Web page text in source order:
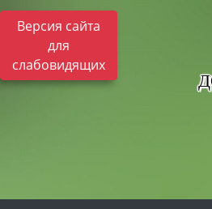
Версия сайта
для
слабовидящих